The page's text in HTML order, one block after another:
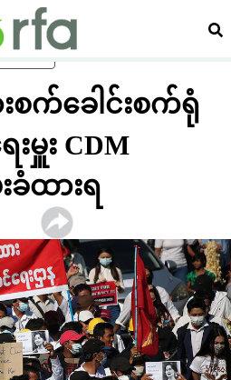
ာ်ရန် ရှာ
စက်ခေါင်းစက်ရုံ
မှူး CDM
ခံထားရ